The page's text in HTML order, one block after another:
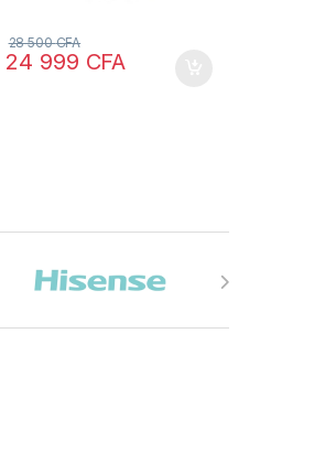
24 999 CFA
28 500CFA